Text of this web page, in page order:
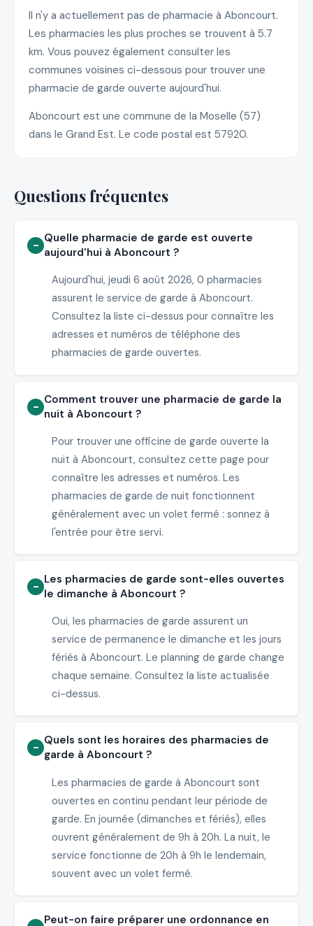
Il n'y a actuellement pas de pharmacie à Aboncourt.
Les pharmacies les plus proches se trouvent à 5.7
km. Vous pouvez également consulter les
communes voisines ci-dessous pour trouver une
pharmacie de garde ouverte aujourd'hui.
Aboncourt est une commune de la Moselle (57)
dans le Grand Est. Le code postal est 57920.
Questions fréquentes
Quelle pharmacie de garde est ouverte
aujourd'hui à Aboncourt ?
Aujourd'hui, jeudi 6 août 2026, 0 pharmacies
assurent le service de garde à Aboncourt.
Consultez la liste ci-dessus pour connaître les
adresses et numéros de téléphone des
pharmacies de garde ouvertes.
Comment trouver une pharmacie de garde la
nuit à Aboncourt ?
Pour trouver une officine de garde ouverte la
nuit à Aboncourt, consultez cette page pour
connaître les adresses et numéros. Les
pharmacies de garde de nuit fonctionnent
généralement avec un volet fermé : sonnez à
l'entrée pour être servi.
Les pharmacies de garde sont-elles ouvertes
le dimanche à Aboncourt ?
Oui, les pharmacies de garde assurent un
service de permanence le dimanche et les jours
fériés à Aboncourt. Le planning de garde change
chaque semaine. Consultez la liste actualisée
ci-dessus.
Quels sont les horaires des pharmacies de
garde à Aboncourt ?
Les pharmacies de garde à Aboncourt sont
ouvertes en continu pendant leur période de
garde. En journée (dimanches et fériés), elles
ouvrent généralement de 9h à 20h. La nuit, le
service fonctionne de 20h à 9h le lendemain,
souvent avec un volet fermé.
Peut-on faire préparer une ordonnance en